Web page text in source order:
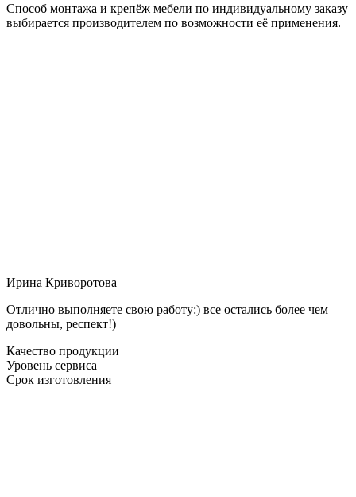
Способ монтажа и крепёж мебели по индивидуальному заказу
выбирается производителем по возможности её применения.
Ирина Криворотова
Отлично выполняете свою работу:) все остались более чем
довольны, респект!)
Качество продукции
Уровень сервиса
Срок изготовления